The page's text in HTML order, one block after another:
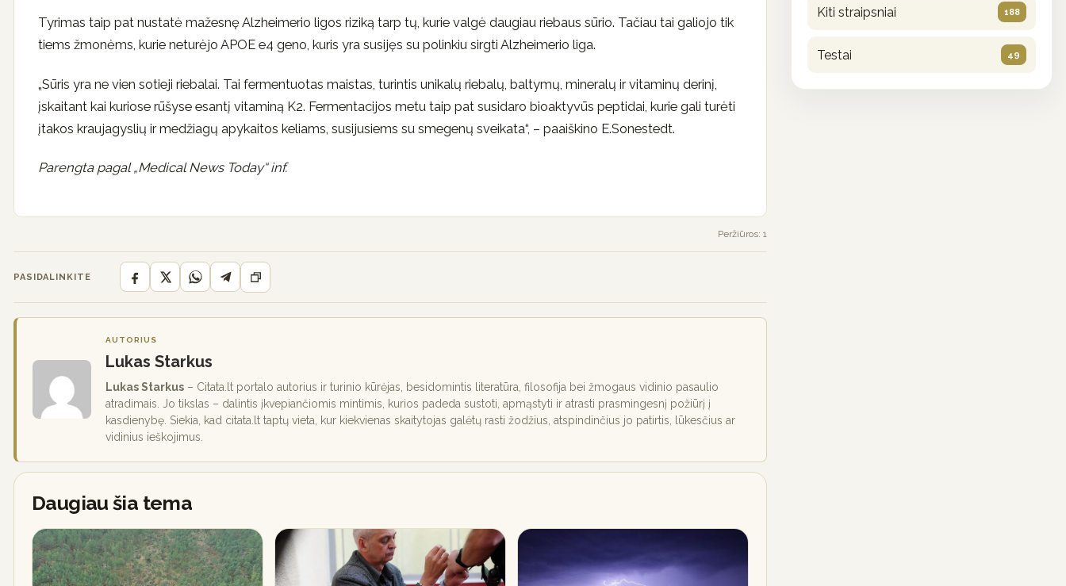
Tyrimas taip pat nustatė mažesnę Alzheimerio ligos riziką tarp tų, kurie valgė daugiau riebaus sūrio. Tačiau tai galiojo tik
tiems žmonėms, kurie neturėjo APOE e4 geno, kuris yra susijęs su polinkiu sirgti Alzheimerio liga.
„Sūris yra ne vien sotieji riebalai. Tai fermentuotas maistas, turintis unikalų riebalų, baltymų, mineralų ir vitaminų derinį,
įskaitant kai kuriose rūšyse esantį vitaminą K2. Fermentacijos metu taip pat susidaro bioaktyvūs peptidai, kurie gali turėti
įtakos kraujagyslių ir medžiagų apykaitos keliams, susijusiems su smegenų sveikata“, – paaiškino E.Sonestedt.
Parengta pagal „Medical News Today“ inf.
Peržiūros: 1
PASIDALINKITE
AUTORIUS
Lukas Starkus
Lukas Starkus – Citata.lt portalo autorius ir turinio kūrėjas, besidomintis literatūra, filosofija bei žmogaus vidinio pasaulio
atradimais. Jo tikslas – dalintis įkvepiančiomis mintimis, kurios padeda sustoti, apmąstyti ir atrasti prasmingesnį požiūrį į
kasdienybę. Siekia, kad citata.lt taptų vieta, kur kiekvienas skaitytojas galėtų rasti žodžius, atspindinčius jo patirtis, lūkesčius ar
vidinius ieškojimus.
Daugiau šia tema
Kiti straipsniai 188
Testai 49